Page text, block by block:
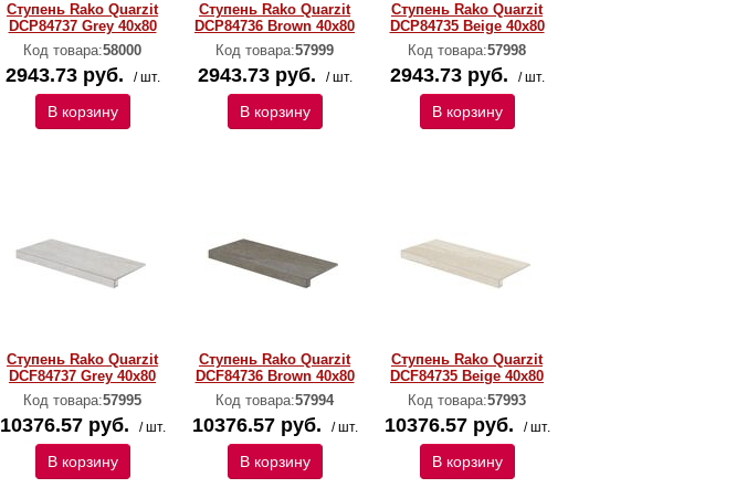
Ступень Rako Quarzit
DCP84737 Grey 40x80
Код товара:58000
2943.73 руб. / шт.
В корзину
Ступень Rako Quarzit
DCP84736 Brown 40x80
Код товара:57999
2943.73 руб. / шт.
В корзину
Ступень Rako Quarzit
DCP84735 Beige 40x80
Код товара:57998
2943.73 руб. / шт.
В корзину
Ступень Rako Quarzit
DCF84737 Grey 40x80
Код товара:57995
10376.57 руб. / шт.
В корзину
Ступень Rako Quarzit
DCF84736 Brown 40x80
Код товара:57994
10376.57 руб. / шт.
В корзину
Ступень Rako Quarzit
DCF84735 Beige 40x80
Код товара:57993
10376.57 руб. / шт.
В корзину